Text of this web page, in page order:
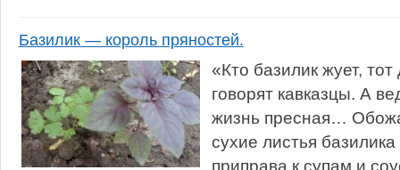
Базилик — король пряностей.
«Кто базилик жует,
говорят кавказцы. А
жизнь пресная…
сухие листья
приправа к супам и